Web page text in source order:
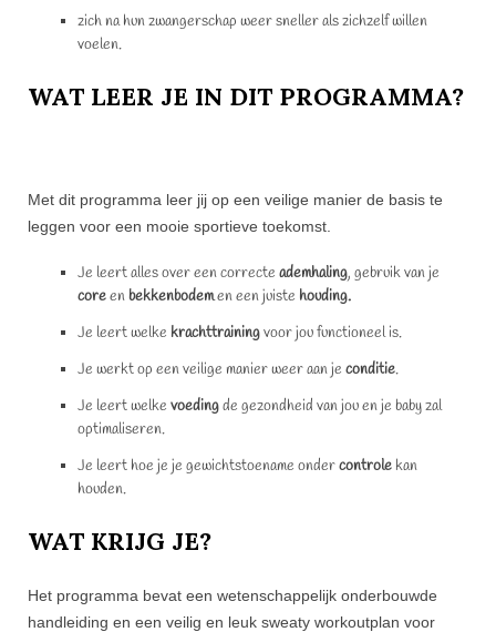
zich na hun zwangerschap weer sneller als zichzelf willen
voelen.
WAT LEER JE IN DIT PROGRAMMA?
Met dit programma leer jij op een veilige manier de basis te
leggen voor een mooie sportieve toekomst.
Je leert alles over een correcte ademhaling, gebruik van je
coreenbekkenbodemen een juiste houding.
Je leert welke krachttrainingvoor jou functioneel is.
Je werkt op een veilige manier weer aan je conditie.
Je leert welke voedingde gezondheid van jou en je baby zal
optimaliseren.
Je leert hoe je je gewichtstoename ondercontrole kan
houden.
WAT KRIJG JE?
Het programma bevat een wetenschappelijk onderbouwde
handleiding en een veilig en leuk sweaty workoutplan voor